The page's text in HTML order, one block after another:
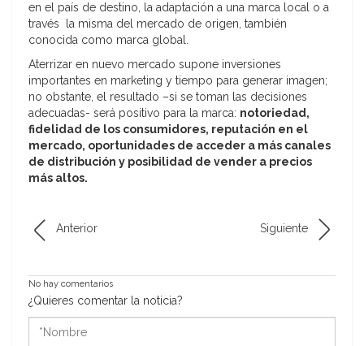
en el país de destino, la adaptación a una marca local o a
través la misma del mercado de origen, también
conocida como marca global.
Aterrizar en nuevo mercado supone inversiones
importantes en marketing y tiempo para generar imagen;
no obstante, el resultado –si se toman las decisiones
adecuadas- será positivo para la marca: notoriedad,
fidelidad de los consumidores, reputación en el
mercado, oportunidades de acceder a más canales
de distribución y posibilidad de vender a precios
más altos.
Anterior Siguiente
No hay comentarios
¿Quieres comentar la noticia?
*Nombre